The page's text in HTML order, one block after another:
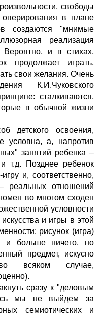
свободы
в плане
создаются "мнимые
реализация
и в стихах,
продолжает играть,
свои желания. Очень
К.И.Чуковского
сталкиваются,
в обычной жизни
детского освоения,
условна, а, напротив
занятий ребенка –
т.д. Позднее ребенок
и, соответственно,
реальных отношений
во многом сходен
условности
и игры в этой
рисунок (игра)
и больше ничего, но
предмет, искусно
всяком случае,
сразу к "деловым
мы не выйдем за
семиотических и